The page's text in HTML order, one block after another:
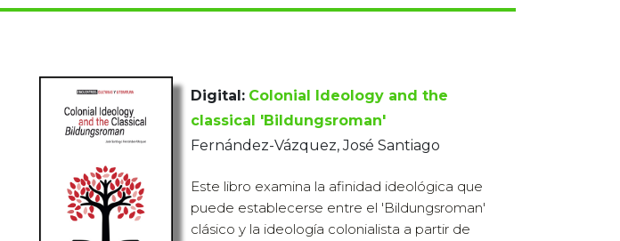
Digital: Colonial Ideology and the
classical 'Bildungsroman'
Fernández-Vázquez, José Santiago
Este libro examina la afinidad ideológica que
puede establecerse entre el 'Bildungsroman'
clásico y la ideología colonialista a partir de